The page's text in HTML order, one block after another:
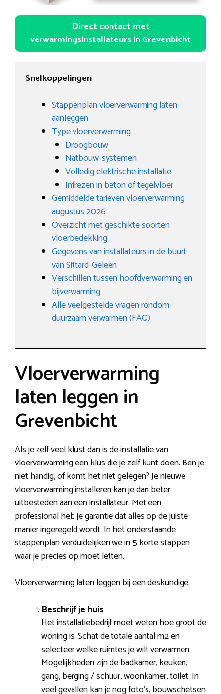
Direct contact met
verwarmingsinstallateurs in Grevenbicht
Snelkoppelingen
Stappenplan vloerverwarming laten
aanleggen
Type vloerverwarming
Droogbouw
Natbouw-systemen
Volledig elektrische installatie
Infrezen in beton of tegelvloer
Gemiddelde tarieven vloerverwarming
augustus 2026
Overzicht met geschikte soorten
vloerbedekking
Gegevens van installateurs in de buurt
van Sittard-Geleen
Verschillen tussen hoofdverwarming en
bijverwarming
Alle veelgestelde vragen rondom
duurzaam verwarmen (FAQ)
Vloerverwarming
laten leggen in
Grevenbicht
Als je zelf veel klust dan is de installatie van
vloerverwarming een klus die je zelf kunt doen. Ben je
niet handig, of komt het niet gelegen? Je nieuwe
vloerverwarming installeren kan je dan beter
uitbesteden aan een installateur. Met een
professional heb je garantie dat alles op de juiste
manier ingeregeld wordt. In het onderstaande
stappenplan verduidelijken we in 5 korte stappen
waar je precies op moet letten.
Vloerverwarming laten leggen bij een deskundige.
Beschrijf je huis
Het installatiebedrijf moet weten hoe groot de
woning is. Schat de totale aantal m2 en
selecteer welke ruimtes je wilt verwarmen.
Mogelijkheden zijn de badkamer, keuken,
gang, berging / schuur, woonkamer, toilet. In
veel gevallen kan je nog foto’s, bouwschetsen